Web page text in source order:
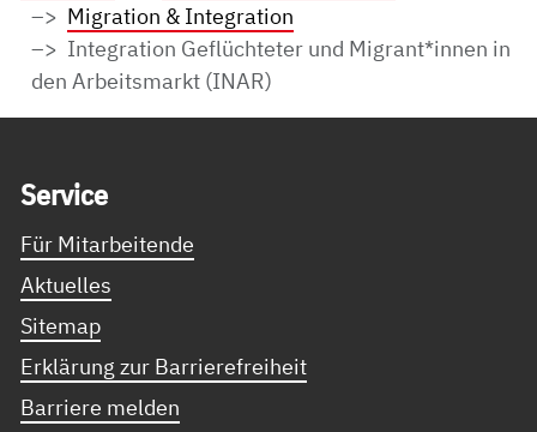
Migration & Integration
Integration Geflüchteter und Migrant*innen in
den Arbeitsmarkt (INAR)
Ser­vice
Für Mitarbeitende
Aktuelles
Sitemap
Erklärung zur Barrierefreiheit
Barriere melden